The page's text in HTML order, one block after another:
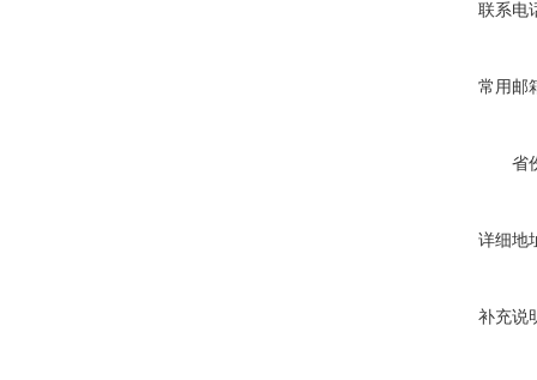
联系电
常用邮
省
详细地
补充说